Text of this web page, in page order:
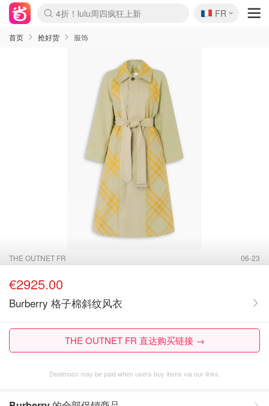
Boticinal 夏促开抢！
4折！lulu周四疯狂上新
还没结束！&OtherStories大促
Joybuy变相75折 随时失效
速领！Stanley独家85折
疑似霸哥！Camper额外叠85折
Zalando 奥莱闪促！每日更新
Moncler反季囤！5折起+叠9折
Coach Brooklyn仅€192
🇫🇷
FR
首页 抢好货 服饰
THE OUTNET FR 06-23
€2925.00
Burberry 格子棉斜纹风衣
THE OUTNET FR 直达购买链接 →
Dealmoon may be paid when users buy items via our links.